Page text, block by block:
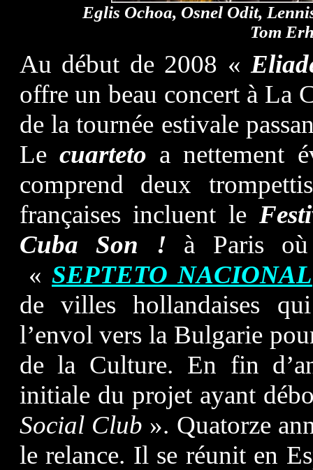
Eglis Ochoa, Osnel Odit,
Tom
Au début de 2008 «
offre un beau concert à La
de la tournée estivale
Le cuarteto a nettement
comprend deux
françaises incluent le
Cuba Son ! à Paris
«SEPTETO NACIONAL
de villes hollandaises
l’envol vers la Bulgarie
de la Culture. En fin
initiale du projet ayant
Social Club ». Quatorze
le relance. Il se réunit en